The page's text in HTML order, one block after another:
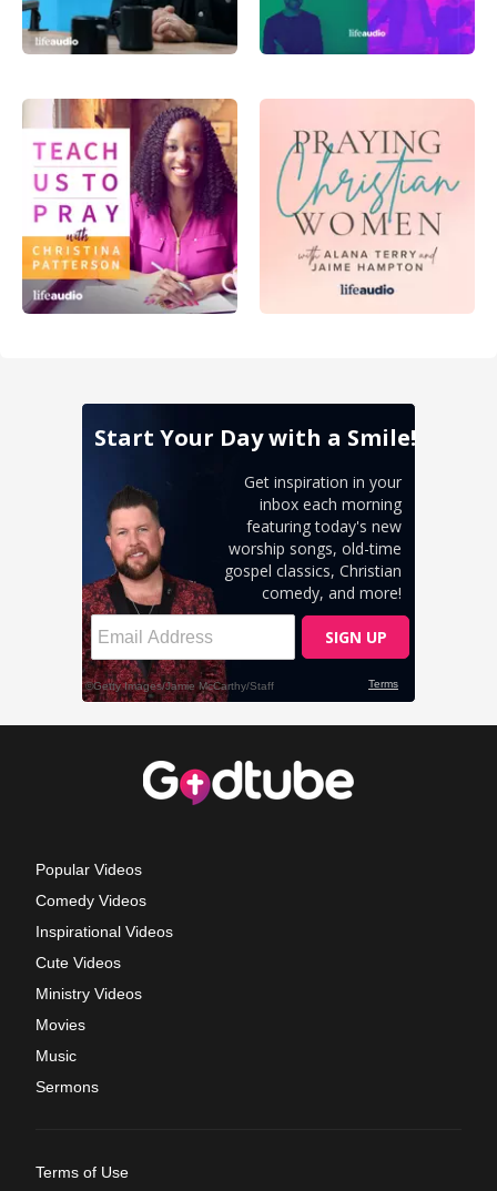
Popular Videos
Comedy Videos
Inspirational Videos
Cute Videos
Ministry Videos
Movies
Music
Sermons
Terms of Use